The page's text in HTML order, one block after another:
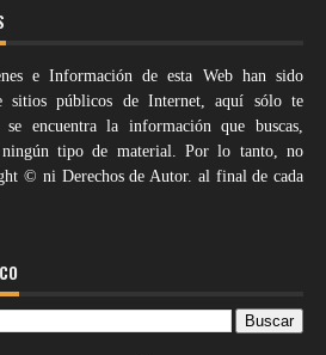
e Información de esta Web han sido
sitios públicos de Internet, aquí sólo te
encuentra la información que buscas,
ningún tipo de material. Por lo tanto, no
© ni Derechos de Autor. al final de cada